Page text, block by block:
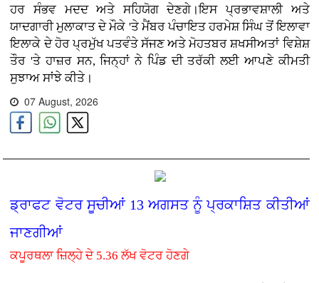
ਹਰ ਸੰਭਵ ਮਦਦ ਅਤੇ ਸਹਿਯੋਗ ਦੇਣਗੇ।ਇਸ ਪ੍ਰਭਾਵਸ਼ਾਲੀ ਅਤੇ
ਯਾਦਗਾਰੀ ਮੁਲਾਕਾਤ ਦੇ ਮੌਕੇ 'ਤੇ ਮੈਂਬਰ ਪੰਚਾਇਤ ਹਰਮੇਸ਼ ਸਿੰਘ ਤੋਂ ਇਲਾਵਾ
ਇਲਾਕੇ ਦੇ ਹੋਰ ਪ੍ਰਮੁੱਖ ਪਤਵੰਤੇ ਸੱਜਣ ਅਤੇ ਮੋਹਤਬਰ ਸ਼ਖਸੀਅਤਾਂ ਵਿਸ਼ੇਸ਼
ਤੌਰ 'ਤੇ ਹਾਜ਼ਰ ਸਨ, ਜਿਨ੍ਹਾਂ ਨੇ ਪਿੰਡ ਦੀ ਤਰੱਕੀ ਲਈ ਆਪਣੇ ਕੀਮਤੀ
ਸੁਝਾਅ ਸਾਂਝੇ ਕੀਤੇ।
07 August, 2026
ਡ੍ਰਾਫਟ ਵੋਟਰ ਸੂਚੀਆਂ 13 ਅਗਸਤ ਨੂੰ ਪ੍ਰਕਾਸ਼ਿਤ ਕੀਤੀਆਂ
ਜਾਣਗੀਆਂ
ਕਪੂਰਥਲਾ ਜ਼ਿਲ੍ਹੇ ਦੇ 5.36 ਲੱਖ ਵੋਟਰ ਹੋਣਗੇ